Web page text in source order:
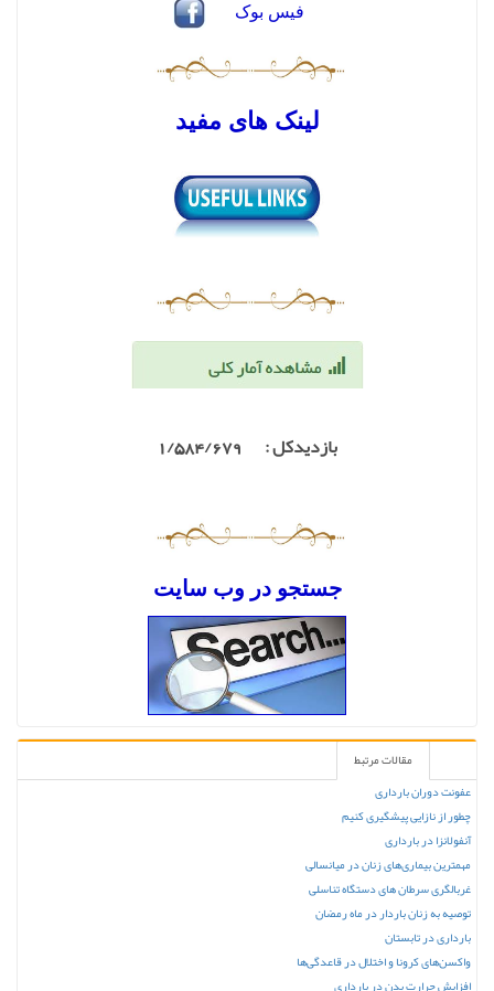
فیس بوک
لینک های مفید
بازدیدکل : 1/584 /679
جستجو در وب سایت
مقالات مرتبط
عفونت دوران بارداری
چطور از نازایی پیشگیری کنیم
آنفولانزا در بارداری
مهمترین بیماری‌های زنان در میانسالی
غربالگری سرطان های دستگاه تناسلی
توصیه به زنان باردار در ماه رمضان
بارداری در تابستان
واکسن‌های کرونا و اختلال در قاعدگی‌ها
افزایش حرارت بدن در بارداری